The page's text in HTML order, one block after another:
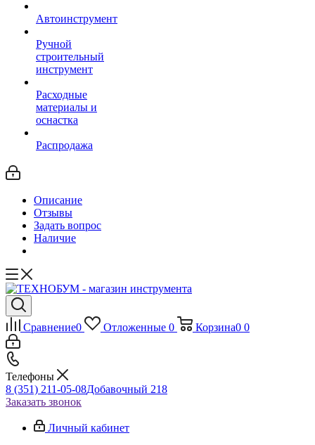
Автоинструмент
Ручной
строительный
инструмент
Расходные
материалы и
оснастка
Распродажа
Описание
Отзывы
Задать вопрос
Наличие
Сравнение0 Отложенные 0 Корзина0 0
Телефоны
8 (351) 211-05-08Добавочный 218
Заказать звонок
Личный кабинет